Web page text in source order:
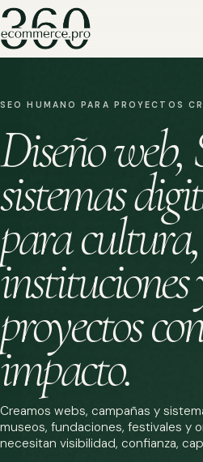
SEO HUMANO PARA PROYECTOS
Diseño web,
sistemas
para cultura,
instituciones
proyectos con
impacto.
Creamos webs, campañas y
museos, fundaciones, festivales y
necesitan visibilidad, confianza,